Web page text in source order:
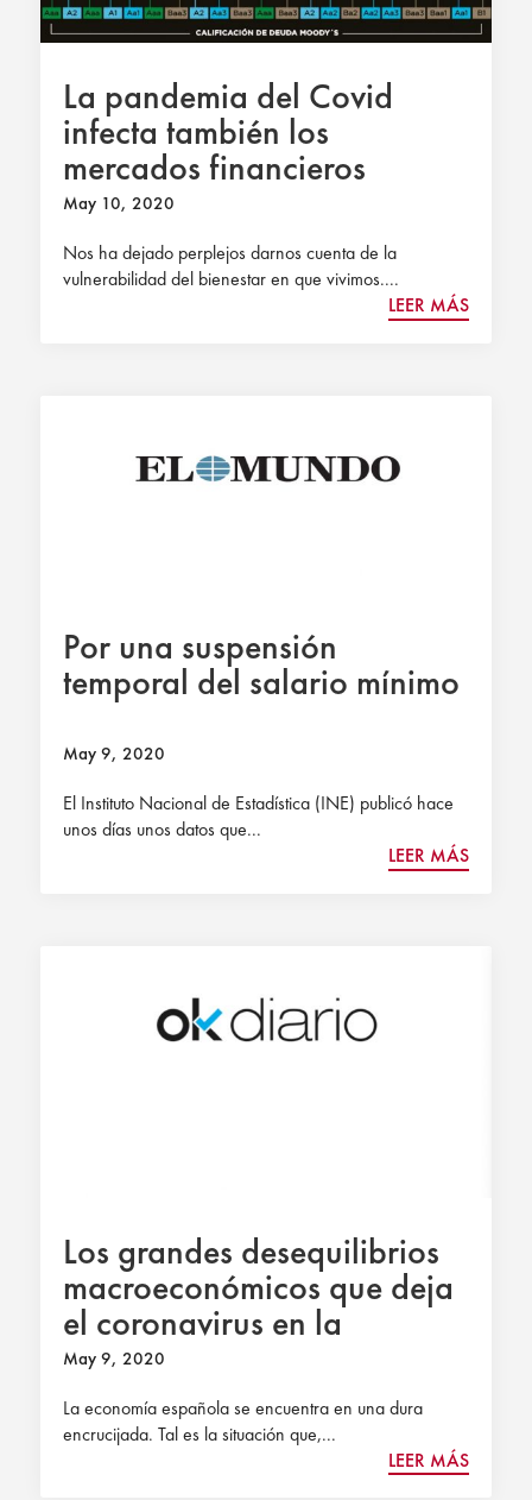
La pandemia del Covid
infecta también los
mercados financieros
May 10, 2020
Nos ha dejado perplejos darnos cuenta de la
vulnerabilidad del bienestar en que vivimos....
LEER MÁS
Por una suspensión
temporal del salario mínimo
May 9, 2020
El Instituto Nacional de Estadística (INE) publicó hace
unos días unos datos que...
LEER MÁS
Los grandes desequilibrios
macroeconómicos que deja
el coronavirus en la
economía española
May 9, 2020
La economía española se encuentra en una dura
encrucijada. Tal es la situación que,...
LEER MÁS